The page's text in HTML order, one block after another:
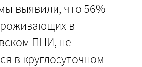
выявили, что 56%
в
ПНИ, не
в круглосуточном